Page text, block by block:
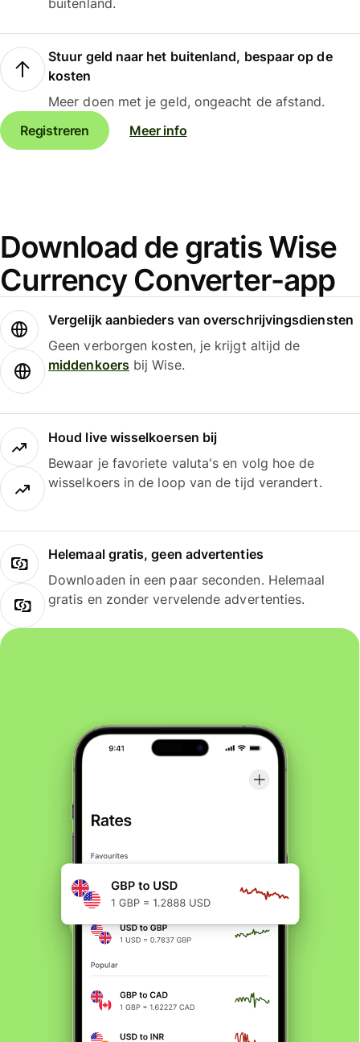
buitenland.
Stuur geld naar het buitenland, bespaar op de
kosten
Meer doen met je geld, ongeacht de afstand.
Registreren
Meer info
Download de gratis Wise
Currency Converter-app
Vergelijk aanbieders van overschrijvingsdiensten
Geen verborgen kosten, je krijgt altijd de
middenkoersbij Wise.
Houd live wisselkoersen bij
Bewaar je favoriete valuta's en volg hoe de
wisselkoers in de loop van de tijd verandert.
Helemaal gratis, geen advertenties
Downloaden in een paar seconden. Helemaal
gratis en zonder vervelende advertenties.